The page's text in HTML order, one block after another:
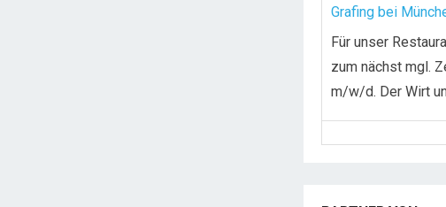
Grafing bei
Für unser
zum nächst mgl.
m/w/d. Der Wirt
Chef de Rang